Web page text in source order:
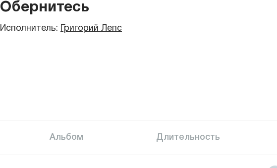
Обернитесь
Исполнитель: Григорий Лепс
Альбом Длительность